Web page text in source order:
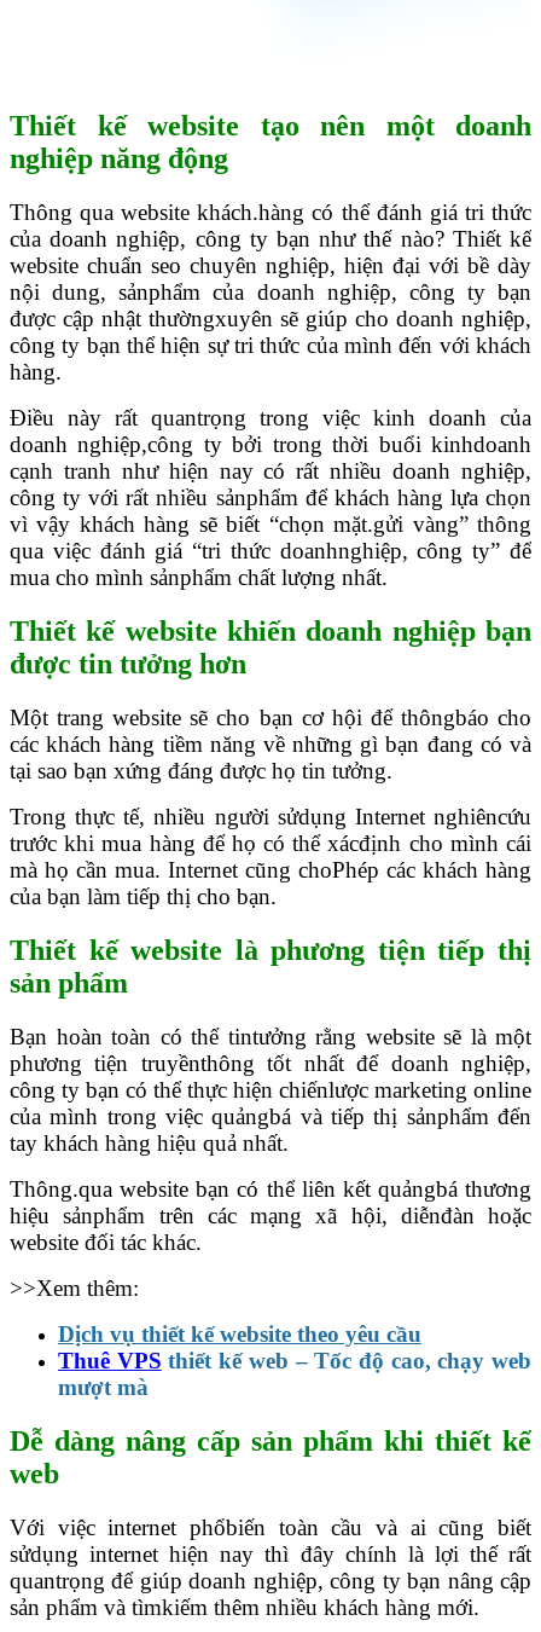
Thiết kế website tạo nên một doanh
nghiệp năng động
Thông qua website khách.hàng có thể đánh giá tri thức
của doanh nghiệp, công ty bạn như thế nào? Thiết kế
website chuẩn seo chuyên nghiệp, hiện đại với bề dày
nội dung, sảnphẩm của doanh nghiệp, công ty bạn
được cập nhật thườngxuyên sẽ giúp cho doanh nghiệp,
công ty bạn thể hiện sự tri thức của mình đến với khách
hàng.
Điều này rất quantrọng trong việc kinh doanh của
doanh nghiệp,công ty bởi trong thời buổi kinhdoanh
cạnh tranh như hiện nay có rất nhiều doanh nghiệp,
công ty với rất nhiều sảnphẩm để khách hàng lựa chọn
vì vậy khách hàng sẽ biết “chọn mặt.gửi vàng” thông
qua việc đánh giá “tri thức doanhnghiệp, công ty” để
mua cho mình sảnphẩm chất lượng nhất.
Thiết kế website khiến doanh nghiệp bạn
được tin tưởng hơn
Một trang website sẽ cho bạn cơ hội để thôngbáo cho
các khách hàng tiềm năng về những gì bạn đang có và
tại sao bạn xứng đáng được họ tin tưởng.
Trong thực tế, nhiều người sửdụng Internet nghiêncứu
trước khi mua hàng để họ có thể xácđịnh cho mình cái
mà họ cần mua. Internet cũng choPhép các khách hàng
của bạn làm tiếp thị cho bạn.
Thiết kế website là phương tiện tiếp thị
sản phẩm
Bạn hoàn toàn có thể tintưởng rằng website sẽ là một
phương tiện truyềnthông tốt nhất để doanh nghiệp,
công ty bạn có thể thực hiện chiếnlược marketing online
của mình trong việc quảngbá và tiếp thị sảnphẩm đến
tay khách hàng hiệu quả nhất.
Thông.qua website bạn có thể liên kết quảngbá thương
hiệu sảnphẩm trên các mạng xã hội, diễnđàn hoặc
website đối tác khác.
>>Xem thêm:
Dịch vụ thiết kế website theo yêu cầu
Thuê VPS thiết kế web – Tốc độ cao, chạy web
mượt mà
Dễ dàng nâng cấp sản phẩm khi thiết kế
web
Với việc internet phổbiến toàn cầu và ai cũng biết
sửdụng internet hiện nay thì đây chính là lợi thế rất
quantrọng để giúp doanh nghiệp, công ty bạn nâng cập
sản phẩm và tìmkiếm thêm nhiều khách hàng mới.